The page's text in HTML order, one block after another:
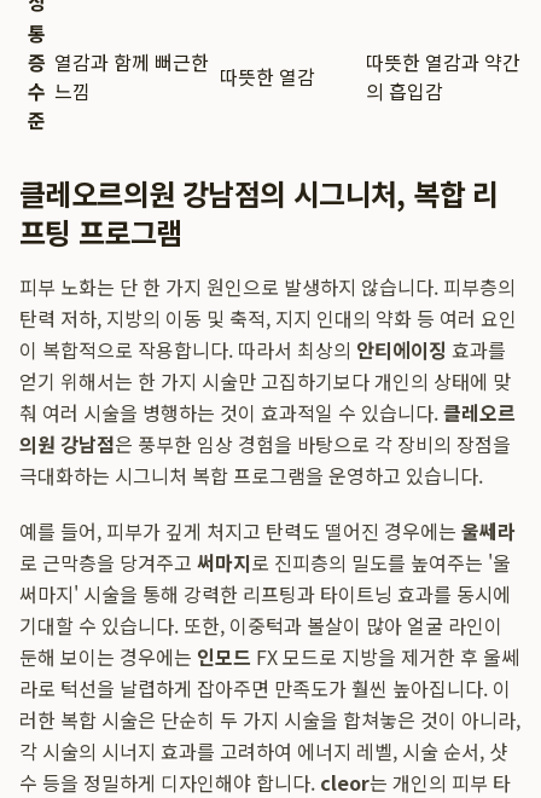
통
증
수
준
열감과 함께 뻐근한
느낌
따뜻한 열감
따뜻한 열감과 약간
의 흡입감
클레오르의원 강남점의 시그니처, 복합 리
프팅 프로그램
피부 노화는 단 한 가지 원인으로 발생하지 않습니다. 피부층의
탄력 저하, 지방의 이동 및 축적, 지지 인대의 약화 등 여러 요인
이 복합적으로 작용합니다. 따라서 최상의 안티에이징 효과를
얻기 위해서는 한 가지 시술만 고집하기보다 개인의 상태에 맞
춰 여러 시술을 병행하는 것이 효과적일 수 있습니다.클레오르
의원 강남점은 풍부한 임상 경험을 바탕으로 각 장비의 장점을
극대화하는 시그니처 복합 프로그램을 운영하고 있습니다.
예를 들어, 피부가 깊게 처지고 탄력도 떨어진 경우에는 울쎄라
로 근막층을 당겨주고 써마지로 진피층의 밀도를 높여주는 '울
써마지' 시술을 통해 강력한 리프팅과 타이트닝 효과를 동시에
기대할 수 있습니다. 또한, 이중턱과 볼살이 많아 얼굴 라인이
둔해 보이는 경우에는 인모드 FX 모드로 지방을 제거한 후 울쎄
라로 턱선을 날렵하게 잡아주면 만족도가 훨씬 높아집니다. 이
러한 복합 시술은 단순히 두 가지 시술을 합쳐놓은 것이 아니라,
각 시술의 시너지 효과를 고려하여 에너지 레벨, 시술 순서, 샷
수 등을 정밀하게 디자인해야 합니다. cleor는 개인의 피부 타